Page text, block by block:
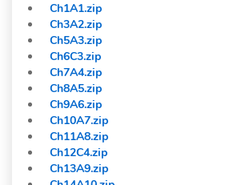
Ch1A1.zip
Ch3A2.zip
Ch5A3.zip
Ch6C3.zip
Ch7A4.zip
Ch8A5.zip
Ch9A6.zip
Ch10A7.zip
Ch11A8.zip
Ch12C4.zip
Ch13A9.zip